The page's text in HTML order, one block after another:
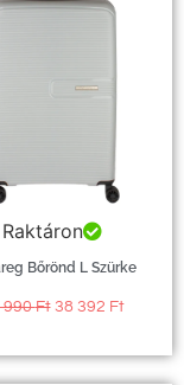
Raktáron
Bőrönd L Szürke
990Ft 38 392 Ft